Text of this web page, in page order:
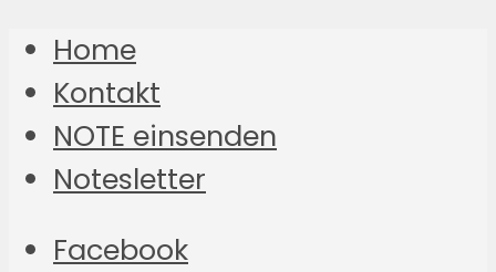
Home
Kontakt
NOTE einsenden
Notesletter
Facebook